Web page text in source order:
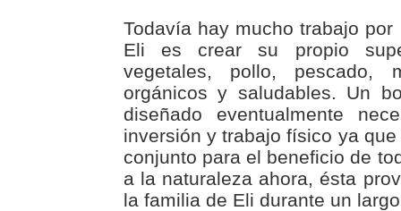
Todavía hay mucho trabajo
Eli es crear su propio
vegetales, pollo, pescado,
orgánicos y saludables. Un
diseñado eventualmente
inversión y trabajo físico ya
conjunto para el beneficio de
a la naturaleza ahora, ésta
la familia de Eli durante un